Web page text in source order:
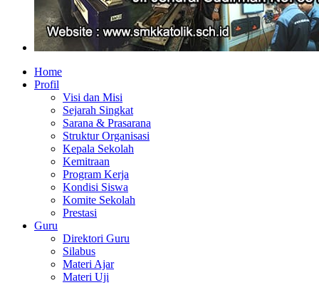
Home
Profil
Visi dan Misi
Sejarah Singkat
Sarana & Prasarana
Struktur Organisasi
Kepala Sekolah
Kemitraan
Program Kerja
Kondisi Siswa
Komite Sekolah
Prestasi
Guru
Direktori Guru
Silabus
Materi Ajar
Materi Uji